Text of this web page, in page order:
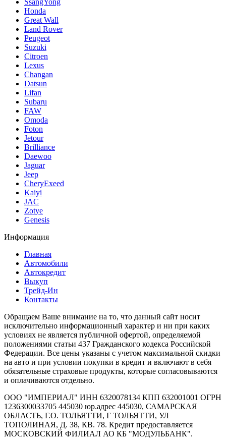
SsangYong
Honda
Great Wall
Land Rover
Peugeot
Suzuki
Citroen
Lexus
Changan
Datsun
Lifan
Subaru
FAW
Omoda
Foton
Jetour
Brilliance
Daewoo
Jaguar
Jeep
CheryExeed
Kaiyi
JAC
Zotye
Genesis
Информация
Главная
Автомобили
Автокредит
Выкуп
Трейд-Ин
Контакты
Обращаем Ваше внимание на то, что данный сайт носит
исключительно информационный характер и ни при каких
условиях не является публичной офертой, определяемой
положениями статьи 437 Гражданского кодекса Российской
Федерации. Все цены указаны с учетом максимальной скидки
на авто и при условии покупки в кредит и включают в себя
обязательные страховые продукты, которые согласовываются
и оплачиваются отдельно.
ООО "ИМПЕРИАЛ" ИНН 6320078134 КПП 632001001 ОГРН
1236300033705 445030 юр.адрес 445030, САМАРСКАЯ
ОБЛАСТЬ, Г.О. ТОЛЬЯТТИ, Г ТОЛЬЯТТИ, УЛ
ТОПОЛИНАЯ, Д. 38, КВ. 78. Кредит предоставляется
МОСКОВСКИЙ ФИЛИАЛ АО КБ "МОДУЛЬБАНК".